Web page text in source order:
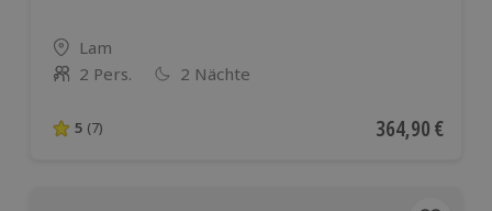
Standort
Lam
Anzahl der Teilnehmer
2 Pers. 2 Nächte
5 von 5 Sternen basierend auf 7 Bewertungen
5 (7) Aktueller Preis
364,90 €